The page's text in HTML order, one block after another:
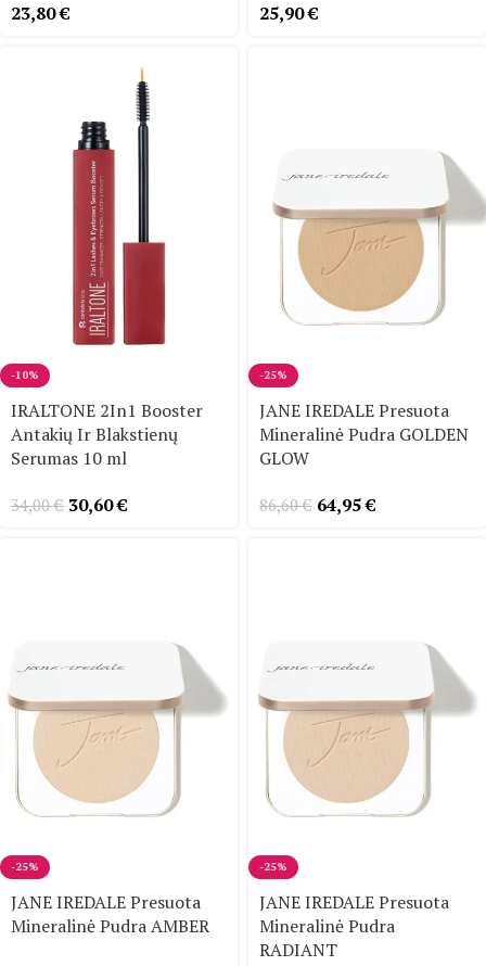
23,80€
25,90€
-10%
IRALTONE 2In1 Booster
Antakių Ir Blakstienų
Serumas 10 ml
34,00€ 30,60€
-25%
JANE IREDALE Presuota
Mineralinė Pudra GOLDEN
GLOW
86,60€ 64,95€
-25%
JANE IREDALE Presuota
Mineralinė Pudra AMBER
-25%
JANE IREDALE Presuota
Mineralinė Pudra
RADIANT